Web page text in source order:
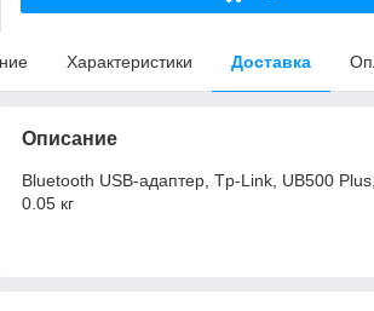
Характеристики Доставка
Описание
Bluetooth USB-адаптер, Tp-Link, UB500
0.05 кг